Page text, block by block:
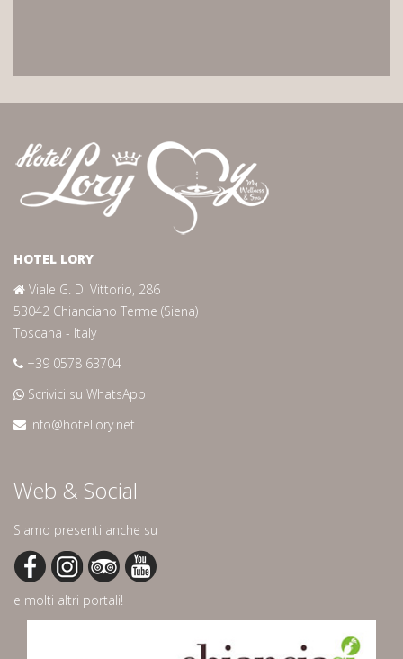
HOTEL LORY
Viale G. Di Vittorio, 286
53042 Chianciano Terme (Siena)
Toscana - Italy
+39 0578 63704
Scrivici su WhatsApp
info@hotellory.net
Web & Social
Siamo presenti anche su
e molti altri portali!